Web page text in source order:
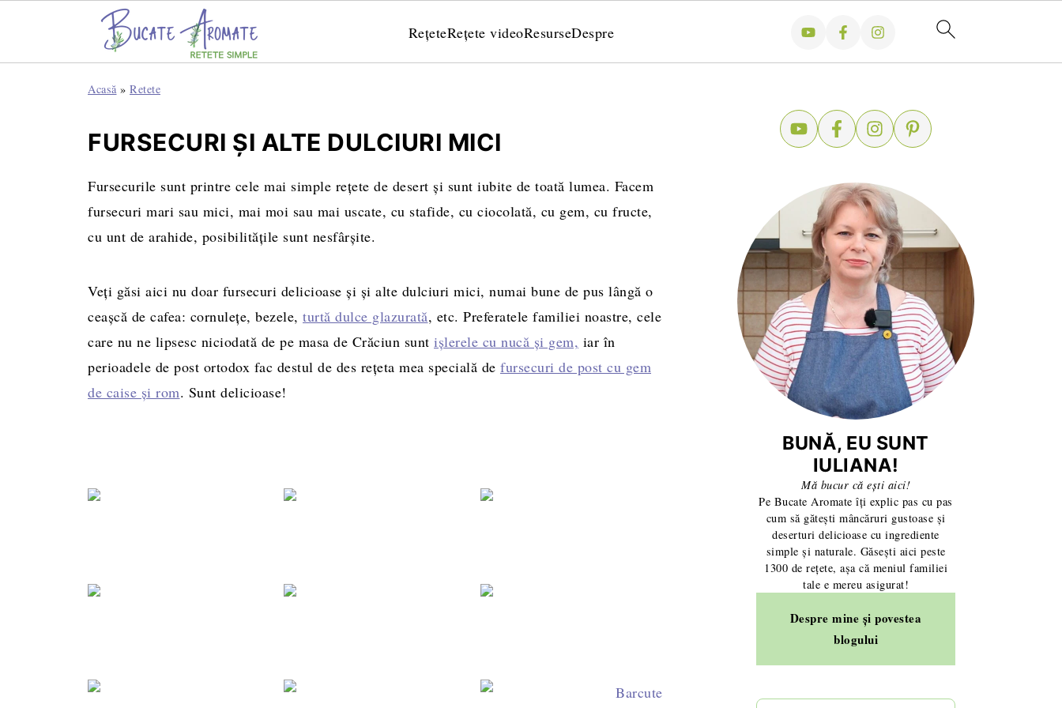
RețeteRețete videoResurseDespre
Acasă » Retete
FURSECURI ȘI ALTE DULCIURI MICI
Fursecurile sunt printre cele mai simple rețete de desert și sunt iubite de toată lumea. Facem
fursecuri mari sau mici, mai moi sau mai uscate, cu stafide, cu ciocolată, cu gem, cu fructe,
cu unt de arahide, posibilitățile sunt nesfârșite.
Veți găsi aici nu doar fursecuri delicioase și și alte dulciuri mici, numai bune de pus lângă o
ceașcă de cafea: cornulețe, bezele, turtă dulce glazurată, etc. Preferatele familiei noastre, cele
care nu ne lipsesc niciodată de pe masa de Crăciun sunt ișlerele cu nucă și gem, iar în
perioadele de post ortodox fac destul de des rețeta mea specială de fursecuri de post cu gem
de caise și rom. Sunt delicioase!
Biscuiți Zebra din aluat cu unt și cacao – fără praf de copt, aspect spectaculos!
Paleuri cu ciocolată – fursecuri fragede ca la cofetărie
Piersici (caise) fragede de casă umplute cu gem -
Fursecuri cu stafide - cum să le faci simplu și repede
Biscuiți șprițați cu unt sau untură - rețeta fără
BUNĂ, EU SUNT
IULIANA!
Mă bucur că ești aici!
Pe Bucate Aromate îți explic pas cu pas
cum să gătești mâncăruri gustoase și
deserturi delicioase cu ingrediente
simple și naturale. Găsești aici peste
1300 de rețete, așa că meniul familiei
tale e mereu asigurat!
Despre mine și povestea
blogului